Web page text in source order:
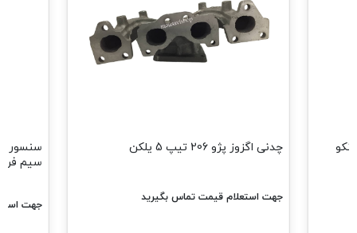
چدنی اگزوز پژو 206 تیپ 5 یلکن
جهت استعلام قیمت تماس بگیرید
سیم
جهت